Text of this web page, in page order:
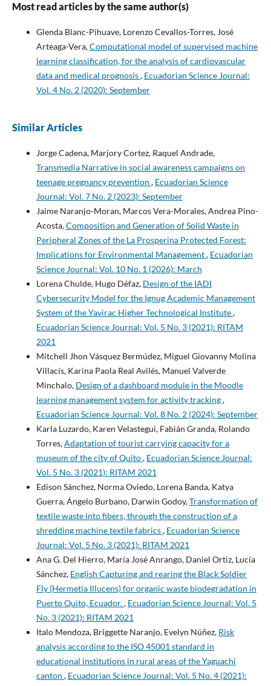
Most read articles by the same author(s)
Glenda Blanc-Pihuave, Lorenzo Cevallos-Torres, José
Arteaga-Vera,Computational model of supervised machine
learning classification, for the analysis of cardiovascular
data and medical prognosis, Ecuadorian Science Journal:
Vol. 4 No. 2 (2020): September
Similar Articles
Jorge Cadena, Marjory Cortez, Raquel Andrade,
Transmedia Narrative in social awareness campaigns on
teenage pregnancy prevention , Ecuadorian Science
Journal: Vol. 7 No. 2 (2023): September
Jaime Naranjo-Moran, Marcos Vera-Morales, Andrea Pino-
Acosta,Composition and Generation of Solid Waste in
Peripheral Zones of the La Prosperina Protected Forest:
Implications for Environmental Management, Ecuadorian
Science Journal: Vol. 10 No. 1 (2026): March
Lorena Chulde, Hugo Défaz, Design of the IADI
Cybersecurity Model for the Ignug Academic Management
System of the Yavirac Higher Technological Institute,
Ecuadorian Science Journal: Vol. 5 No. 3 (2021): RITAM
2021
Mitchell Jhon Vásquez Bermúdez, Miguel Giovanny Molina
Villacís, Karina Paola Real Avilés, Manuel Valverde
Minchalo, Design of a dashboard module in the Moodle
learning management system for activity tracking,
Ecuadorian Science Journal: Vol. 8 No. 2 (2024): September
Karla Luzardo, Karen Velastegui, Fabián Granda, Rolando
Torres,Adaptation of tourist carrying capacity for a
museum of the city of Quito, Ecuadorian Science Journal:
Vol. 5 No. 3 (2021): RITAM 2021
Edison Sánchez, Norma Oviedo, Lorena Banda, Katya
Guerra, Ángelo Burbano, Darwin Godoy,Transformation of
textile waste into fibers, through the construction of a
shredding machine textile fabrics, Ecuadorian Science
Journal: Vol. 5 No. 3 (2021): RITAM 2021
Ana G. Del Hierro, María José Anrango, Daniel Ortiz, Lucía
Sánchez, English Capturing and rearing the Black Soldier
Fly (Hermetia Illucens) for organic waste biodegradation in
Puerto Quito, Ecuador., Ecuadorian Science Journal: Vol. 5
No. 3 (2021): RITAM 2021
Italo Mendoza, Briggette Naranjo, Evelyn Núñez, Risk
analysis according to the ISO 45001 standard in
educational institutions in rural areas of the Yaguachi
canton , Ecuadorian Science Journal: Vol. 5 No. 4 (2021):